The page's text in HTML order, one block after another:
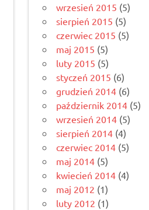
wrzesień 2015 (5)
sierpień 2015 (5)
czerwiec 2015 (5)
maj 2015 (5)
luty 2015 (5)
styczeń 2015 (6)
grudzień 2014 (6)
październik 2014 (5)
wrzesień 2014 (5)
sierpień 2014 (4)
czerwiec 2014 (5)
maj 2014 (5)
kwiecień 2014 (4)
maj 2012 (1)
luty 2012 (1)